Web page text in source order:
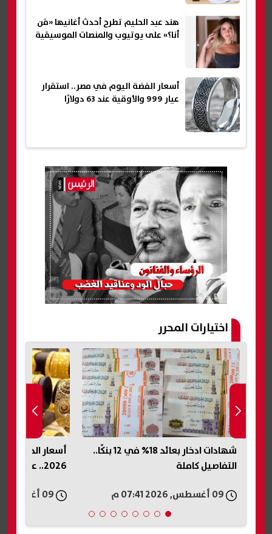
هند عبد الحليم تطرح أحدث أغانيها «مَن
أنا؟» على يوتيوب والمنصات الموسيقية
أسعار الفضة اليوم في مصر.. استقرار
عيار 999 والأوقية عند 63 دولارًا
اختيارات المحرر
شهادات ادخار بعائد 18% في 12 بنكًا..
التفاصيل كاملة
2026.. عيار 21 يسجل 6120 جنيهًا